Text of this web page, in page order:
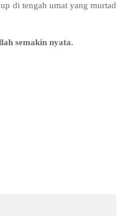
di tengah umat yang murtad
semakin nyata.